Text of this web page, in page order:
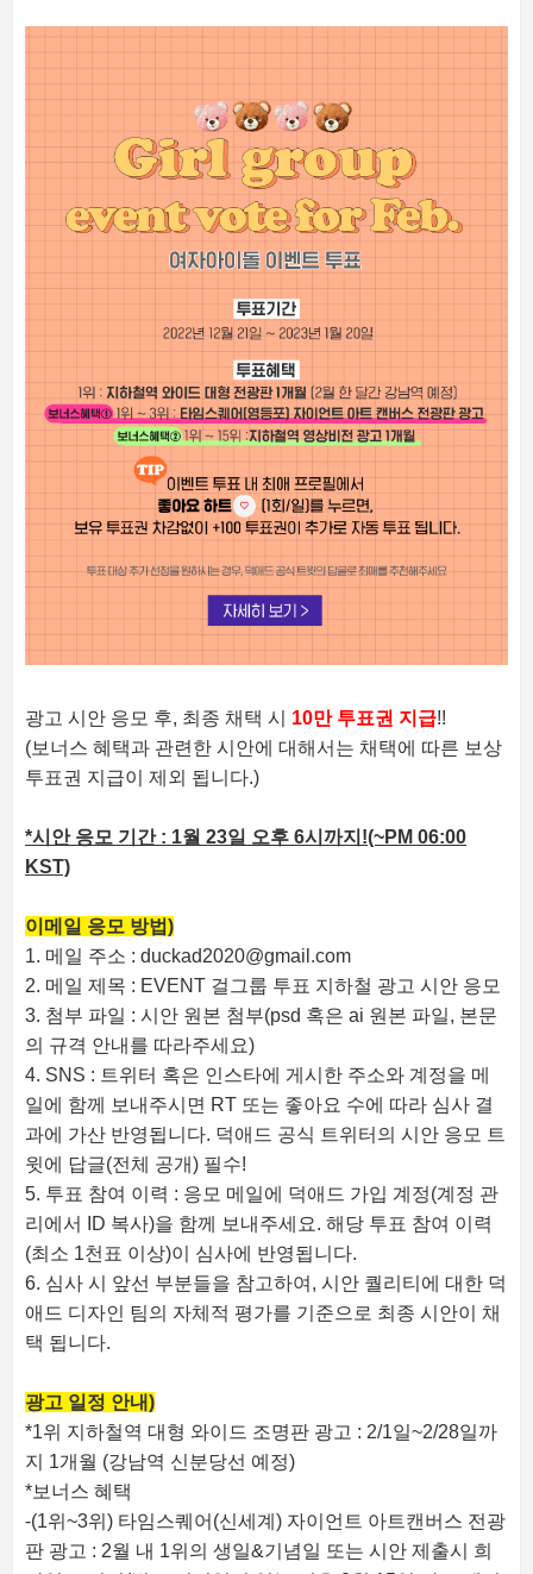
광고 시안 응모 후, 최종 채택 시 10만 투표권 지급!!
(보너스 혜택과 관련한 시안에 대해서는 채택에 따른 보상
투표권 지급이 제외 됩니다.)
*시안 응모 기간 : 1월 23일 오후 6시까지!(~PM 06:00
KST)
이메일 응모 방법)
1. 메일 주소 : duckad2020@gmail.com
2. 메일 제목 : EVENT 걸그룹 투표 지하철 광고 시안 응모
3. 첨부 파일 : 시안 원본 첨부(psd 혹은 ai 원본 파일, 본문
의 규격 안내를 따라주세요)
4. SNS : 트위터 혹은 인스타에 게시한 주소와 계정을 메
일에 함께 보내주시면 RT 또는 좋아요 수에 따라 심사 결
과에 가산 반영됩니다. 덕애드 공식 트위터의 시안 응모 트
윗에 답글(전체 공개) 필수!
5. 투표 참여 이력 : 응모 메일에 덕애드 가입 계정(계정 관
리에서 ID 복사)을 함께 보내주세요. 해당 투표 참여 이력
(최소 1천표 이상)이 심사에 반영됩니다.
6. 심사 시 앞선 부분들을 참고하여, 시안 퀄리티에 대한 덕
애드 디자인 팀의 자체적 평가를 기준으로 최종 시안이 채
택 됩니다.
광고 일정 안내)
*1위 지하철역 대형 와이드 조명판 광고 : 2/1일~2/28일까
지 1개월 (강남역 신분당선 예정)
*보너스 혜택
-(1위~3위) 타임스퀘어(신세계) 자이언트 아트캔버스 전광
판 광고 : 2월 내 1위의 생일&기념일 또는 시안 제출시 희